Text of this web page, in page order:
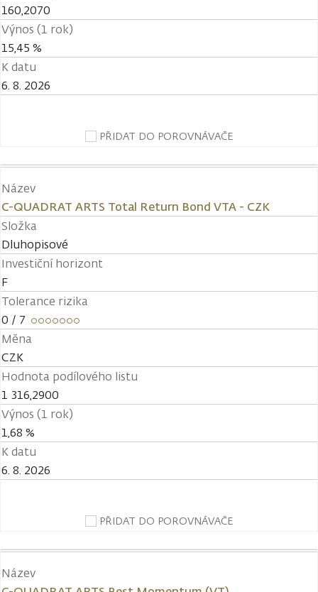
160,2070
Výnos (1 rok)
15,45 %
K datu
6. 8. 2026
PŘIDAT DO POROVNÁVAČE
Název
C-QUADRAT ARTS Total Return Bond VTA - CZK
Složka
Dluhopisové
Investiční horizont
F
Tolerance rizika
0 / 7
Měna
CZK
Hodnota podílového listu
1 316,2900
Výnos (1 rok)
1,68 %
K datu
6. 8. 2026
PŘIDAT DO POROVNÁVAČE
Název